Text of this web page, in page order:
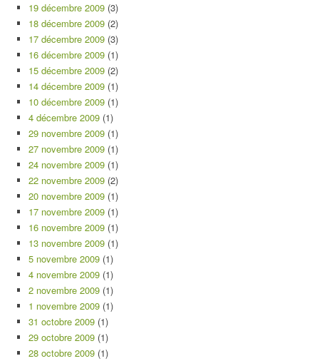
19 décembre 2009 (3)
18 décembre 2009 (2)
17 décembre 2009 (3)
16 décembre 2009 (1)
15 décembre 2009 (2)
14 décembre 2009 (1)
10 décembre 2009 (1)
4 décembre 2009 (1)
29 novembre 2009 (1)
27 novembre 2009 (1)
24 novembre 2009 (1)
22 novembre 2009 (2)
20 novembre 2009 (1)
17 novembre 2009 (1)
16 novembre 2009 (1)
13 novembre 2009 (1)
5 novembre 2009 (1)
4 novembre 2009 (1)
2 novembre 2009 (1)
1 novembre 2009 (1)
31 octobre 2009 (1)
29 octobre 2009 (1)
28 octobre 2009 (1)